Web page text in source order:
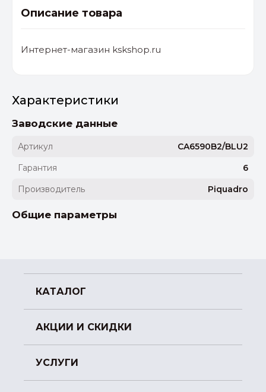
Описание товара
Интернет-магазин kskshop.ru
Характеристики
Заводские данные
Артикул
CA6590B2/BLU2
Гарантия
6
Производитель
Piquadro
Общие параметры
КАТАЛОГ
АКЦИИ И СКИДКИ
УСЛУГИ